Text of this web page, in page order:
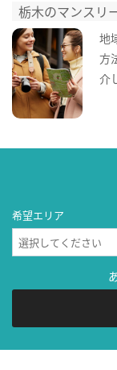
栃木のマンスリ
地
方
介
希望エリア